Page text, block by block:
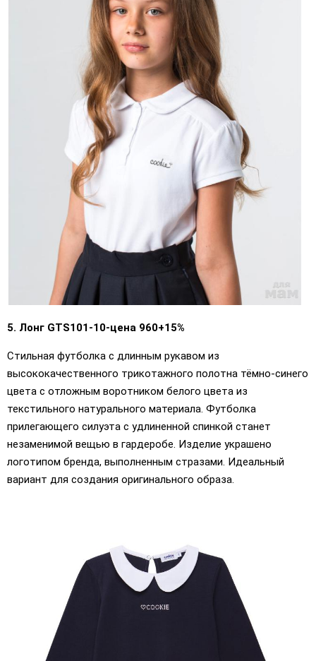
5. Лонг GTS101-10-цена 960+15%
Стильная футболка с длинным рукавом из
высококачественного трикотажного полотна тёмно-синего
цвета с отложным воротником белого цвета из
текстильного натурального материала. Футболка
прилегающего силуэта с удлиненной спинкой станет
незаменимой вещью в гардеробе. Изделие украшено
логотипом бренда, выполненным стразами. Идеальный
вариант для создания оригинального образа.